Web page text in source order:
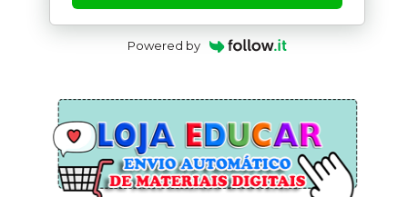
Powered by